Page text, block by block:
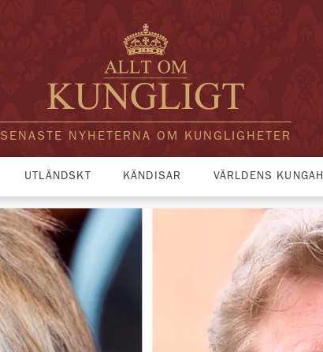
SENASTE NYHETERNA OM KUNGLIGHETER
UTLÄNDSKT KÄNDISAR VÄRLDENS